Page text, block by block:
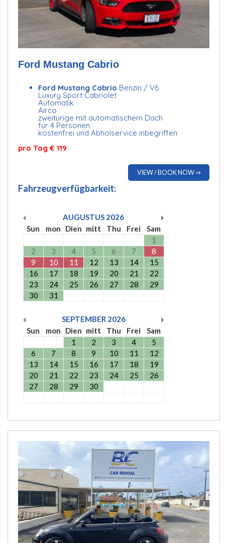
Ford Mustang Cabrio
Ford Mustang Cabrio Benzin / V6
Luxury Sport Cabriolet
Automatik
Airco
zweitürige mit automatischem Dach
für 4 Personen
kostenfrei und Abholservice inbegriffen
pro Tag € 119
VIEW / BOOK NOW ⇒
Fahrzeugverfügbarkeit:
AUGUSTUS 2026
Sun
mon Dien mitt Thu Frei
Sam
1
2
3 4 5 6 7
8
9
10 11 12 13 14
15
16
17 18 19 20 21
22
23
24 25 26 27 28
29
30
31
SEPTEMBER 2026
Sun
mon Dien mitt Thu Frei
Sam
1
2 3 4
5
6
7 8 9 10 11
12
13
14 15 16 17 18
19
20
21 22 23 24 25
26
27
28 29 30